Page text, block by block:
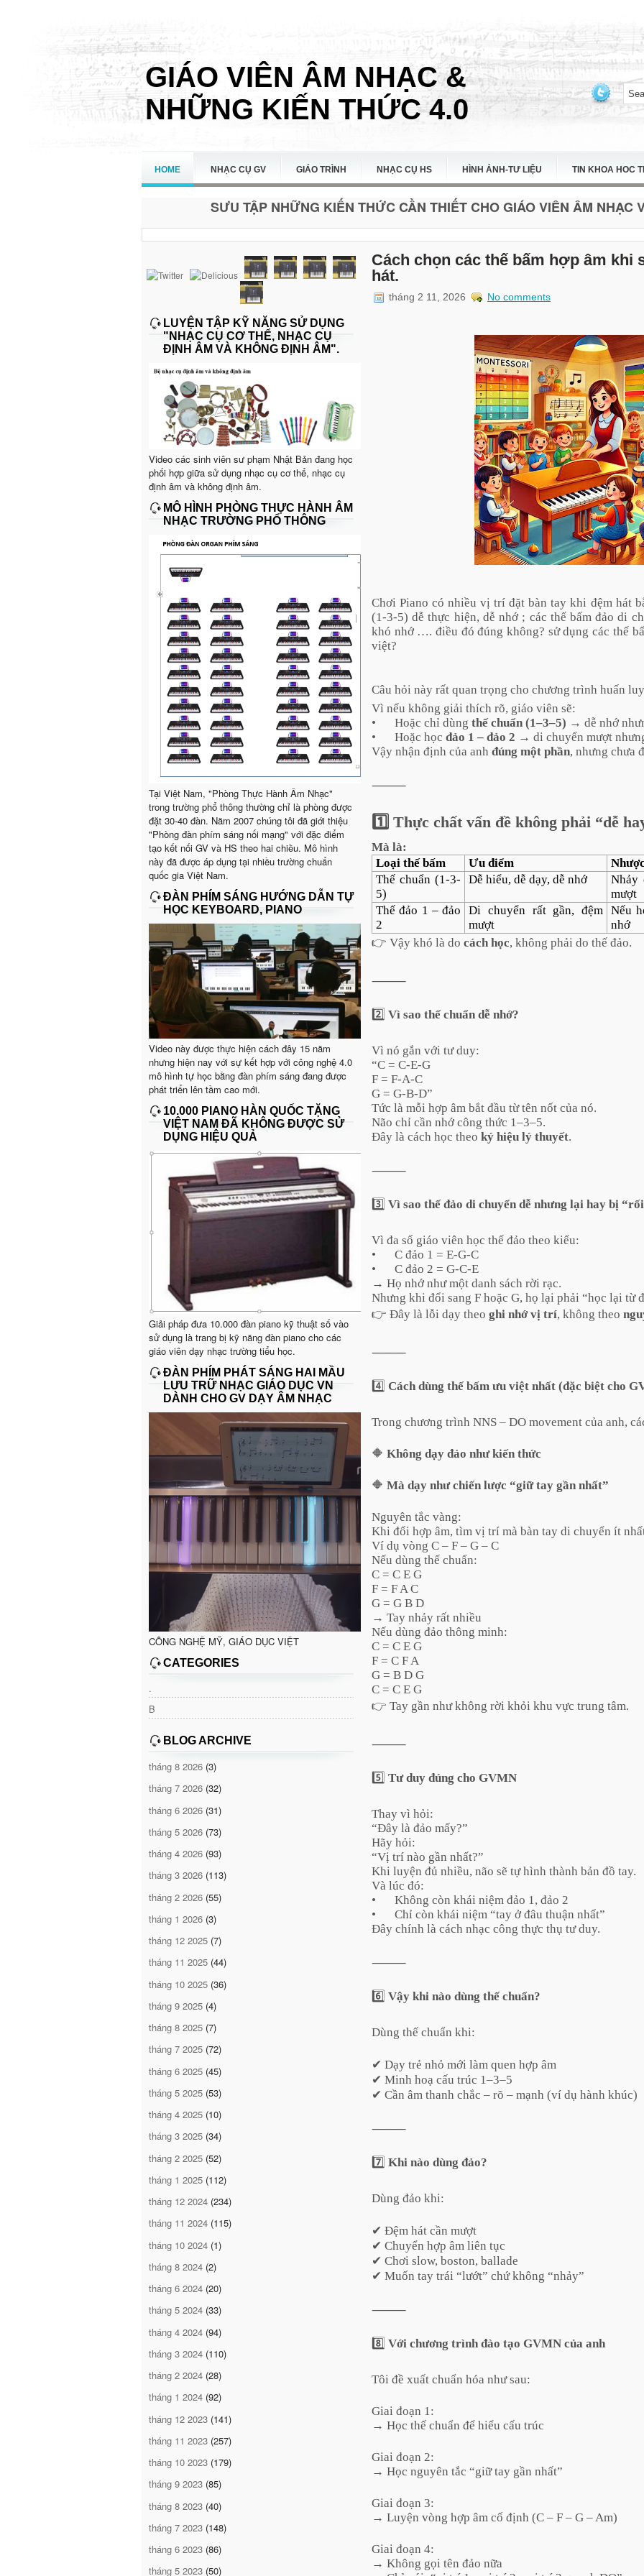
GIÁO VIÊN ÂM NHẠC &
NHỮNG KIẾN THỨC 4.0
HOME NHẠC CỤ GV GIÁO TRÌNH NHẠC CỤ HS HÌNH ẢNH-TƯ LIỆU TIN KHOA HOC
SƯU TẬP NHỮNG KIẾN THỨC CẦN THIẾT CHO GIÁO VIÊN ÂM NHẠC
LUYỆN TẬP KỸ NĂNG SỬ DỤNG
"NHẠC CỤ CƠ THỂ, NHẠC CỤ
ĐỊNH ÂM VÀ KHÔNG ĐỊNH ÂM".
Video các sinh viên sư phạm Nhật Bản đang học
phối hợp giữa sử dụng nhạc cụ cơ thể, nhạc cụ
định âm và không định âm.
MÔ HÌNH PHÒNG THỰC HÀNH ÂM
NHẠC TRƯỜNG PHỔ THÔNG
Tại Việt Nam, "Phòng Thực Hành Âm Nhạc"
trong trường phổ thông thường chỉ là phòng được
đặt 30-40 đàn. Năm 2007 chúng tôi đã giới thiệu
"Phòng đàn phím sáng nối mạng" với đặc điểm
tạo kết nối GV và HS theo hai chiều. Mô hình
này đã được áp dụng tại nhiều trường chuẩn
quốc gia Việt Nam.
ĐÀN PHÍM SÁNG HƯỚNG DẪN TỰ
HỌC KEYBOARD, PIANO
Video này được thực hiện cách đây 15 năm
nhưng hiện nay với sự kết hợp với công nghệ 4.0
mô hình tự học bằng đàn phím sáng đang được
phát triển lên tầm cao mới.
10.000 PIANO HÀN QUỐC TẶNG
VIỆT NAM ĐÃ KHÔNG ĐƯỢC SỬ
DỤNG HIỆU QUẢ
Giải pháp đưa 10.000 đàn piano kỹ thuật số vào
sử dụng là trang bị kỹ năng đàn piano cho các
giáo viên dạy nhạc trường tiểu học.
ĐÀN PHÍM PHÁT SÁNG HAI MẦU
LƯU TRỮ NHẠC GIÁO DỤC VN
DÀNH CHO GV DẠY ÂM NHẠC
CÔNG NGHỆ MỸ, GIÁO DỤC VIỆT
CATEGORIES
.
B
BLOG ARCHIVE
tháng 8 2026 (3)
tháng 7 2026 (32)
tháng 6 2026 (31)
tháng 5 2026 (73)
tháng 4 2026 (93)
tháng 3 2026 (113)
tháng 2 2026 (55)
tháng 1 2026 (3)
tháng 12 2025 (7)
tháng 11 2025 (44)
tháng 10 2025 (36)
tháng 9 2025 (4)
tháng 8 2025 (7)
tháng 7 2025 (72)
tháng 6 2025 (45)
tháng 5 2025 (53)
tháng 4 2025 (10)
tháng 3 2025 (34)
tháng 2 2025 (52)
tháng 1 2025 (112)
tháng 12 2024 (234)
tháng 11 2024 (115)
tháng 10 2024 (1)
tháng 8 2024 (2)
tháng 6 2024 (20)
tháng 5 2024 (33)
tháng 4 2024 (94)
tháng 3 2024 (110)
tháng 2 2024 (28)
tháng 1 2024 (92)
tháng 12 2023 (141)
tháng 11 2023 (257)
tháng 10 2023 (179)
tháng 9 2023 (85)
tháng 8 2023 (40)
tháng 7 2023 (148)
tháng 6 2023 (86)
tháng 5 2023 (50)
Cách chọn các thế bấm hợp âm khi
hát.
tháng 2 11, 2026 No comments
Chơi Piano có nhiều vị trí đặt bàn tay khi đệm hát
(1-3-5) dễ thực hiện, dễ nhớ ; các thế bấm đảo di
khó nhớ …. điều đó đúng không? sử dụng các thế
việt?
Câu hỏi này rất quan trọng cho chương trình huấn
Vì nếu không giải thích rõ, giáo viên sẽ:
•
Hoặc chỉ dùng thế chuẩn (1–3–5) → dễ nhớ
•
Hoặc học đảo 1 – đảo 2 → di chuyển mượt
Vậy nhận định của anh đúng một phần, nhưng chưa
⸻
1️⃣ Thực chất vấn đề không phải “dễ
Mà là:
Loại thế bấm
Ưu điểm
Thế chuẩn (1-3-
5)
Dễ hiểu, dễ dạy, dễ nhớ
Nhảy
mượt
Thế đảo 1 – đảo
2
Di chuyển rất gần, đệm
mượt
Nếu
nhớ
👉 Vậy khó là do cách học, không phải do thế đảo.
⸻
2️⃣ Vì sao thế chuẩn dễ nhớ?
Vì nó gắn với tư duy:
“C = C-E-G
F = F-A-C
G = G-B-D”
Tức là mỗi hợp âm bắt đầu từ tên nốt của nó.
Não chỉ cần nhớ công thức 1–3–5.
Đây là cách học theo ký hiệu lý thuyết.
⸻
3️⃣ Vì sao thế đảo di chuyển dễ nhưng lại hay bị
Vì đa số giáo viên học thế đảo theo kiểu:
•
C đảo 1 = E-G-C
•
C đảo 2 = G-C-E
→ Họ nhớ như một danh sách rời rạc.
Nhưng khi đổi sang F hoặc G, họ lại phải “học lại từ
👉 Đây là lỗi dạy theo ghi nhớ vị trí, không theo
⸻
4️⃣ Cách dùng thế bấm ưu việt nhất (đặc biệt cho
Trong chương trình NNS – DO movement của anh,
🔶 Không dạy đảo như kiến thức
🔶 Mà dạy như chiến lược “giữ tay gần nhất”
Nguyên tắc vàng:
Khi đổi hợp âm, tìm vị trí mà bàn tay di chuyển ít
Ví dụ vòng C – F – G – C
Nếu dùng thế chuẩn:
C = C E G
F = F A C
G = G B D
→ Tay nhảy rất nhiều
Nếu dùng đảo thông minh:
C = C E G
F = C F A
G = B D G
C = C E G
👉 Tay gần như không rời khỏi khu vực trung tâm.
⸻
5️⃣ Tư duy đúng cho GVMN
Thay vì hỏi:
“Đây là đảo mấy?”
Hãy hỏi:
“Vị trí nào gần nhất?”
Khi luyện đủ nhiều, não sẽ tự hình thành bản đồ tay.
Và lúc đó:
•
Không còn khái niệm đảo 1, đảo 2
•
Chỉ còn khái niệm “tay ở đâu thuận nhất”
Đây chính là cách nhạc công thực thụ tư duy.
⸻
6️⃣ Vậy khi nào dùng thế chuẩn?
Dùng thế chuẩn khi:
✔ Dạy trẻ nhỏ mới làm quen hợp âm
✔ Minh hoạ cấu trúc 1–3–5
✔ Cần âm thanh chắc – rõ – mạnh (ví dụ hành khúc)
⸻
7️⃣ Khi nào dùng đảo?
Dùng đảo khi:
✔ Đệm hát cần mượt
✔ Chuyển hợp âm liên tục
✔ Chơi slow, boston, ballade
✔ Muốn tay trái “lướt” chứ không “nhảy”
⸻
8️⃣ Với chương trình đào tạo GVMN của anh
Tôi đề xuất chuẩn hóa như sau:
Giai đoạn 1:
→ Học thế chuẩn để hiểu cấu trúc
Giai đoạn 2:
→ Học nguyên tắc “giữ tay gần nhất”
Giai đoạn 3:
→ Luyện vòng hợp âm cố định (C – F – G – Am)
Giai đoạn 4:
→ Không gọi tên đảo nữa